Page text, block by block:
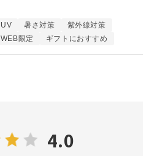
UV 暑さ対策
紫外線対策
WEB限定 ギフトにおすすめ
4.0